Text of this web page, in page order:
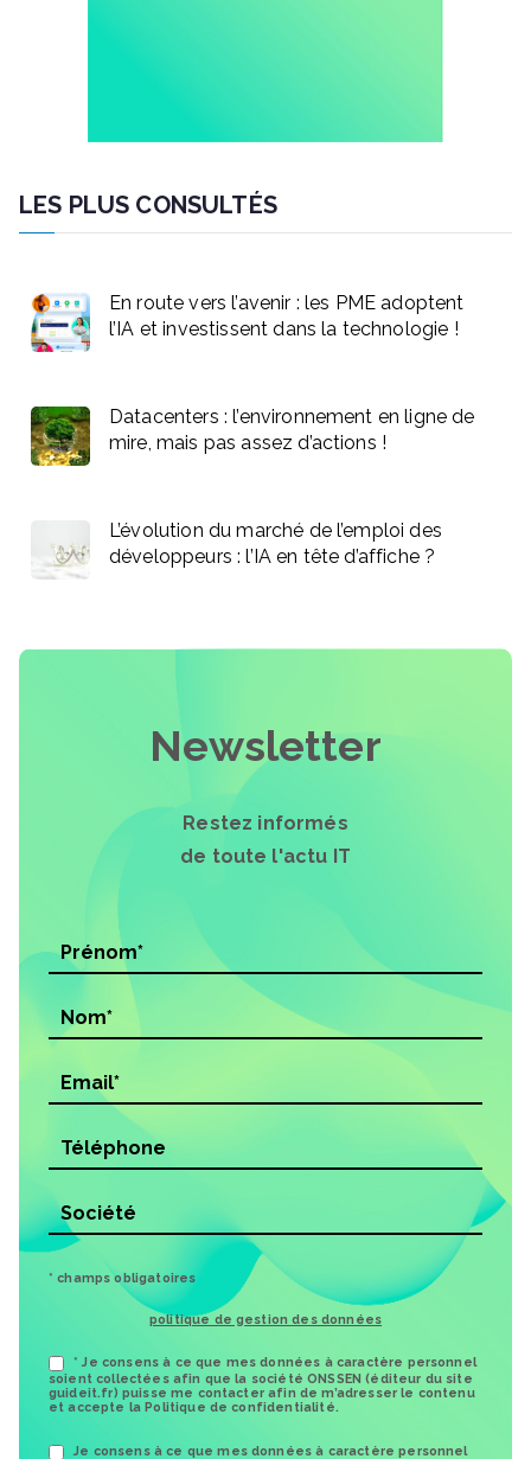
LES PLUS CONSULTÉS
En route vers l’avenir : les PME adoptent
l’IA et investissent dans la technologie !
Datacenters : l’environnement en ligne de
mire, mais pas assez d’actions !
L’évolution du marché de l’emploi des
développeurs : l’IA en tête d’affiche ?
Newsletter
Restez informés
de toute l'actu IT
* champs obligatoires
politique de gestion des données
* Je consens à ce que mes données à caractère personnel
soient collectées afin que la société ONSSEN (éditeur du site
guideit.fr) puisse me contacter afin de m’adresser le contenu
et accepte la Politique de confidentialité.
Je consens à ce que mes données à caractère personnel